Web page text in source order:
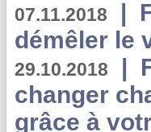
07.11.2018 |
démêler le
29.10.2018 |
changer
grâce à